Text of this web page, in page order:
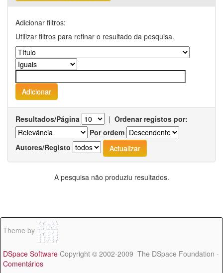
Adicionar filtros:
Utilizar filtros para refinar o resultado da pesquisa.
Resultados/Página | Ordenar registos por:
Por ordem
Autores/Registo
A pesquisa não produziu resultados.
Theme by
DSpace Software Copyright © 2002-2009 The DSpace Foundation -
Comentários